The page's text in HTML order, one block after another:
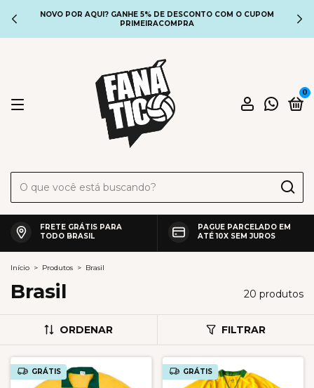
NOVO POR AQUI? GANHE 5% DE DESCONTO COM O CUPOM
PRIMEIRACOMPRA
0
FRETE GRÁTIS PARA
TODO BRASIL
PAGUE PARCELADO EM
ATÉ 10X SEM JUROS
Início > Produtos > Brasil
Brasil 20 produtos
ORDENAR FILTRAR
GRÁTIS GRÁTIS